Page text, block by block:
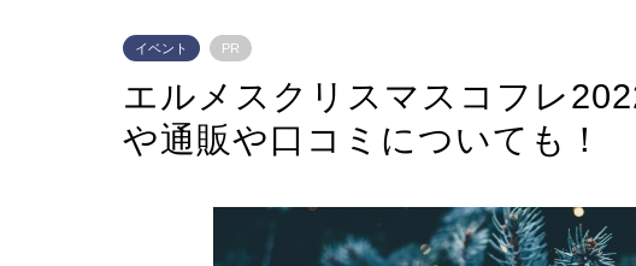
イベント PR
エルメスクリスマスコフレ
や通販や口コミについても！